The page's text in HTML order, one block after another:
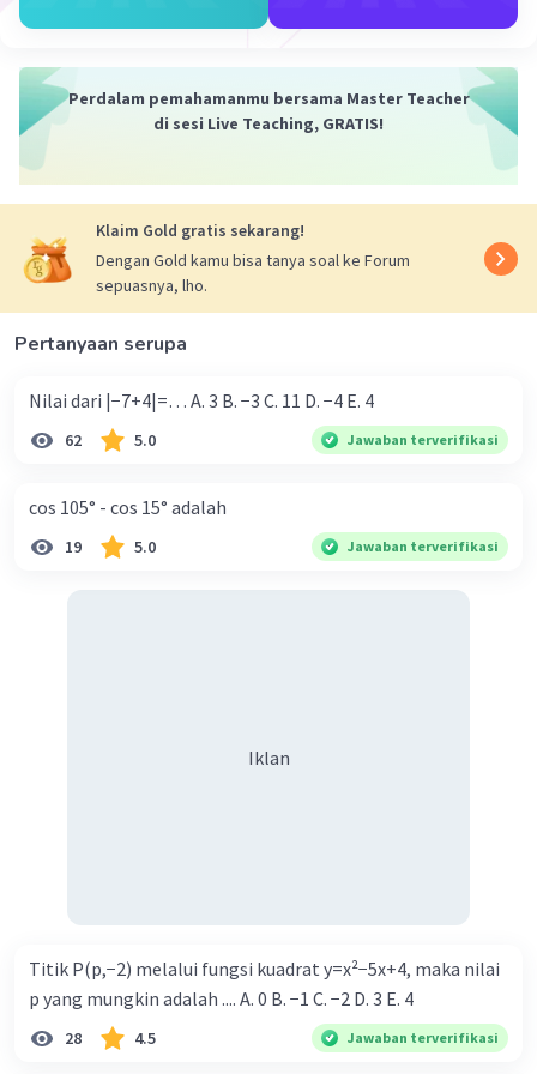
kak tolong bantu jawabin pertanyaan saya please
Perdalam pemahamanmu bersama Master Teacher
di sesi Live Teaching, GRATIS!
Klaim Gold gratis sekarang!
Dengan Gold kamu bisa tanya soal ke Forum
sepuasnya, lho.
Pertanyaan serupa
Nilai dari |−7+4|=… A. 3 B. −3 C. 11 D. −4 E. 4
62 5.0 Jawaban terverifikasi
cos 105° - cos 15° adalah
19 5.0 Jawaban terverifikasi
Iklan
Titik P(p,−2) melalui fungsi kuadrat y=x²−5x+4, maka nilai
p yang mungkin adalah .... A. 0 B. −1 C. −2 D. 3 E. 4
28 4.5 Jawaban terverifikasi